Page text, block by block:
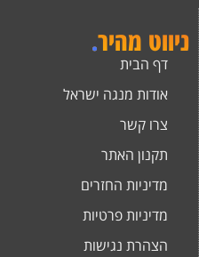
ניווט מהיר.
דף הבית
אודות מנגה ישראל
צרו קשר
תקנון האתר
מדיניות החזרים
מדיניות פרטיות
הצהרת נגישות